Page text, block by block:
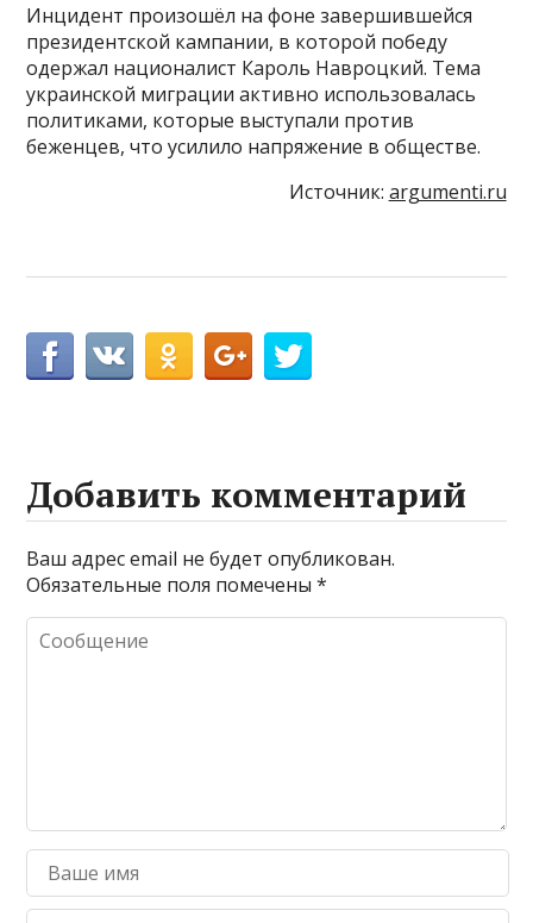
Инцидент произошёл на фоне завершившейся
президентской кампании, в которой победу
одержал националист Кароль Навроцкий. Тема
украинской миграции активно использовалась
политиками, которые выступали против
беженцев, что усилило напряжение в обществе.
Источник: argumenti.ru
Добавить комментарий
Ваш адрес email не будет опубликован.
Обязательные поля помечены*